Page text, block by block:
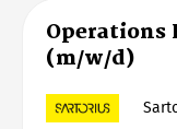
Operations
(m/w/d)